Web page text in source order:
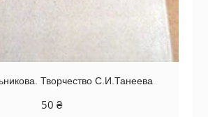
Творчество С.И.Танеева
50 ₴